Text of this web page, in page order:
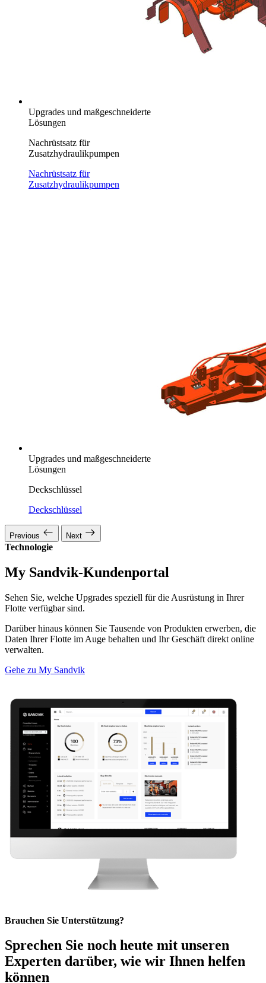
Upgrades und maßgeschneiderte
Lösungen
Nachrüstsatz für
Zusatzhydraulikpumpen
Nachrüstsatz für
Zusatzhydraulikpumpen
Upgrades und maßgeschneiderte
Lösungen
Deckschlüssel
Deckschlüssel
Previous Next
Technologie
My Sandvik-Kundenportal
Sehen Sie, welche Upgrades speziell für die Ausrüstung in Ihrer
Flotte verfügbar sind.
Darüber hinaus können Sie Tausende von Produkten erwerben, die
Daten Ihrer Flotte im Auge behalten und Ihr Geschäft direkt online
verwalten.
Gehe zu My Sandvik
Brauchen Sie Unterstützung?
Sprechen Sie noch heute mit unseren
Experten darüber, wie wir Ihnen helfen
können